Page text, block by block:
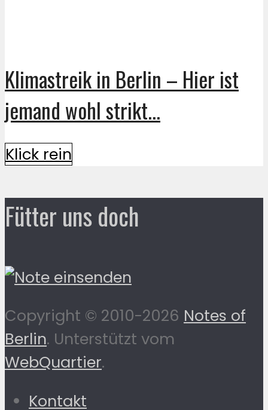
Klimastreik in Berlin – Hier ist
jemand wohl strikt...
Klick rein
Fütter uns doch
Copyright © 2010-2026 Notes of
Berlin. Unterstützt vom
WebQuartier.
Kontakt